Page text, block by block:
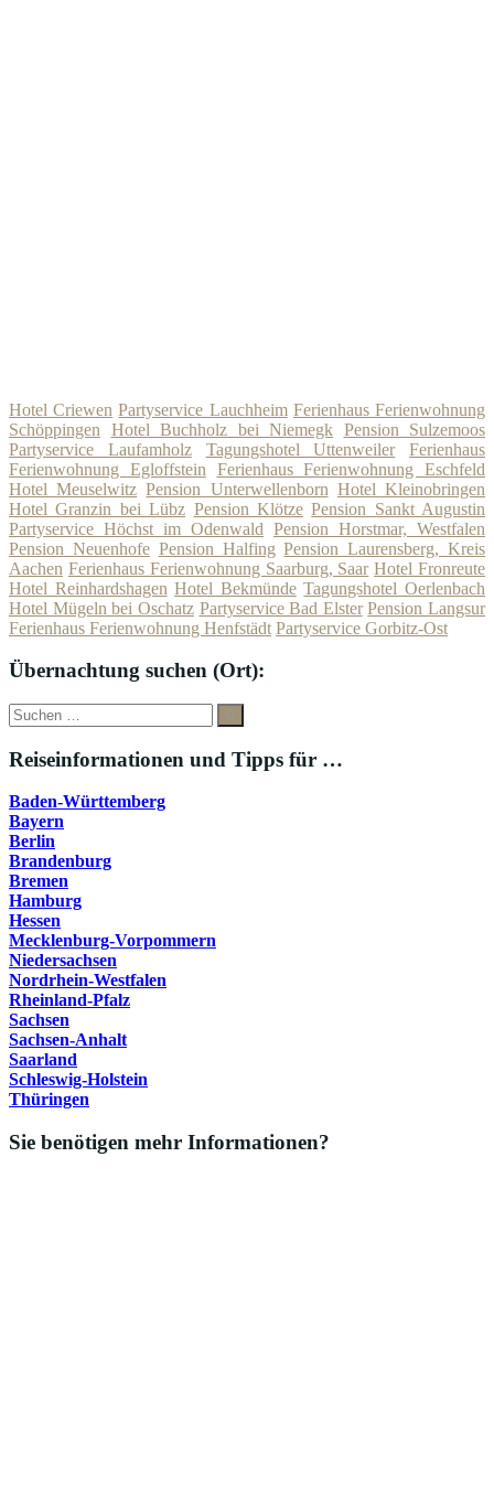
Hotel Criewen Partyservice Lauchheim Ferienhaus Ferienwohnung
Schöppingen
Hotel Buchholz bei Niemegk Pension Sulzemoos
Partyservice Laufamholz
Tagungshotel Uttenweiler
Ferienhaus
Ferienwohnung Egloffstein
Ferienhaus Ferienwohnung Eschfeld
Hotel Meuselwitz Pension Unterwellenborn Hotel Kleinobringen
Hotel Granzin bei Lübz Pension Klötze Pension Sankt Augustin
Partyservice Höchst im Odenwald Pension Horstmar, Westfalen
Pension Neuenhofe Pension Halfing Pension Laurensberg, Kreis
Aachen Ferienhaus Ferienwohnung Saarburg, Saar Hotel Fronreute
Hotel Reinhardshagen Hotel Bekmünde Tagungshotel Oerlenbach
Hotel Mügeln bei Oschatz Partyservice Bad Elster Pension Langsur
Ferienhaus Ferienwohnung Henfstädt Partyservice Gorbitz-Ost
Übernachtung suchen (Ort):
Suche
nach:
Suchen
Reiseinformationen und Tipps für …
Baden-Württemberg
Bayern
Berlin
Brandenburg
Bremen
Hamburg
Hessen
Mecklenburg-Vorpommern
Niedersachsen
Nordrhein-Westfalen
Rheinland-Pfalz
Sachsen
Sachsen-Anhalt
Saarland
Schleswig-Holstein
Thüringen
Sie benötigen mehr Informationen?